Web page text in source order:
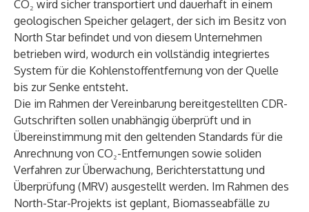
CO₂ wird sicher transportiert und dauerhaft in einem
geologischen Speicher gelagert, der sich im Besitz von
North Star befindet und von diesem Unternehmen
betrieben wird, wodurch ein vollständig integriertes
System für die Kohlenstoffentfernung von der Quelle
bis zur Senke entsteht.
Die im Rahmen der Vereinbarung bereitgestellten CDR-
Gutschriften sollen unabhängig überprüft und in
Übereinstimmung mit den geltenden Standards für die
Anrechnung von CO₂-Entfernungen sowie soliden
Verfahren zur Überwachung, Berichterstattung und
Überprüfung (MRV) ausgestellt werden. Im Rahmen des
North-Star-Projekts ist geplant, Biomasseabfälle zu